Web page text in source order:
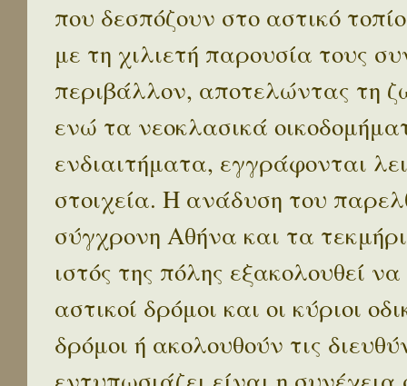
που δεσπόζουν στο αστικό
με τη χιλιετή παρουσία τους
περιβάλλον, αποτελώντας τη
ενώ τα νεοκλασικά
ενδιαιτήματα, εγγράφονται
στοιχεία. Η ανάδυση του
σύγχρονη Αθήνα και τα
ιστός της πόλης εξακολουθεί
αστικοί δρόμοι και οι κύριοι
δρόμοι ή ακολουθούν τις